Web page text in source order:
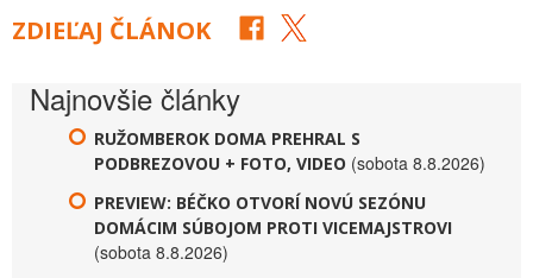
ZDIEĽAJ ČLÁNOK
Najnovšie články
RUŽOMBEROK DOMA PREHRAL S
PODBREZOVOU + FOTO, VIDEO (sobota 8.8.2026)
PREVIEW: BÉČKO OTVORÍ NOVÚ SEZÓNU
DOMÁCIM SÚBOJOM PROTI VICEMAJSTROVI
(sobota 8.8.2026)